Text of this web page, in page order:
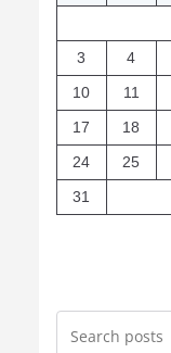
3
4
10
11
17
18
24
25
31